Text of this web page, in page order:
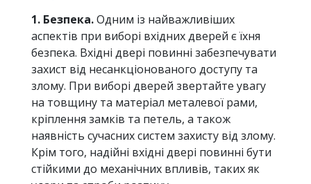
1. Безпека.Одним із найважливіших
аспектів при виборі вхідних дверей є їхня
безпека. Вхідні двері повинні забезпечувати
захист від несанкціонованого доступу та
злому. При виборі дверей звертайте увагу
на товщину та матеріал металевої рами,
кріплення замків та петель, а також
наявність сучасних систем захисту від злому.
Крім того, надійні вхідні двері повинні бути
стійкими до механічних впливів, таких як